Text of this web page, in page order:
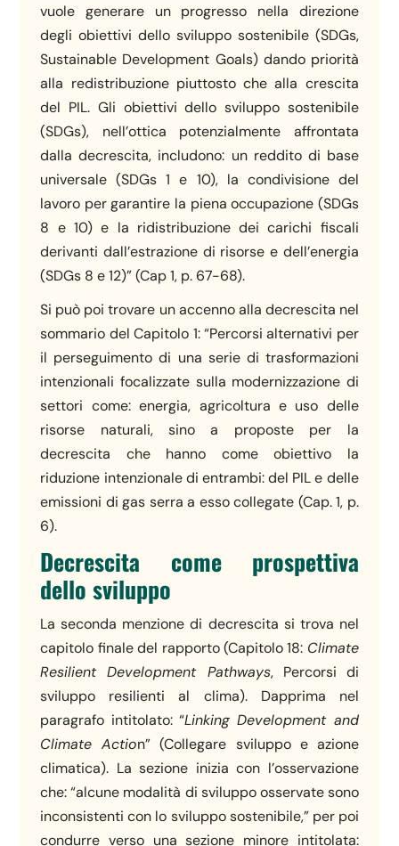
vuole generare un progresso nella direzione
degli obiettivi dello sviluppo sostenibile (SDGs,
Sustainable Development Goals) dando priorità
alla redistribuzione piuttosto che alla crescita
del PIL. Gli obiettivi dello sviluppo sostenibile
(SDGs), nell’ottica potenzialmente affrontata
dalla decrescita, includono: un reddito di base
universale (SDGs 1 e 10), la condivisione del
lavoro per garantire la piena occupazione (SDGs
8 e 10) e la ridistribuzione dei carichi fiscali
derivanti dall’estrazione di risorse e dell’energia
(SDGs 8 e 12)” (Cap 1, p. 67-68).
Si può poi trovare un accenno alla decrescita nel
sommario del Capitolo 1: “Percorsi alternativi per
il perseguimento di una serie di trasformazioni
intenzionali focalizzate sulla modernizzazione di
settori come: energia, agricoltura e uso delle
risorse naturali, sino a proposte per la
decrescita che hanno come obiettivo la
riduzione intenzionale di entrambi: del PIL e delle
emissioni di gas serra a esso collegate (Cap. 1, p.
6).
Decrescita come prospettiva
dello sviluppo
La seconda menzione di decrescita si trova nel
capitolo finale del rapporto (Capitolo 18: Climate
Resilient Development Pathways, Percorsi di
sviluppo resilienti al clima). Dapprima nel
paragrafo intitolato: “Linking Development and
Climate Action” (Collegare sviluppo e azione
climatica). La sezione inizia con l’osservazione
che: “alcune modalità di sviluppo osservate sono
inconsistenti con lo sviluppo sostenibile,” per poi
condurre verso una sezione minore intitolata: